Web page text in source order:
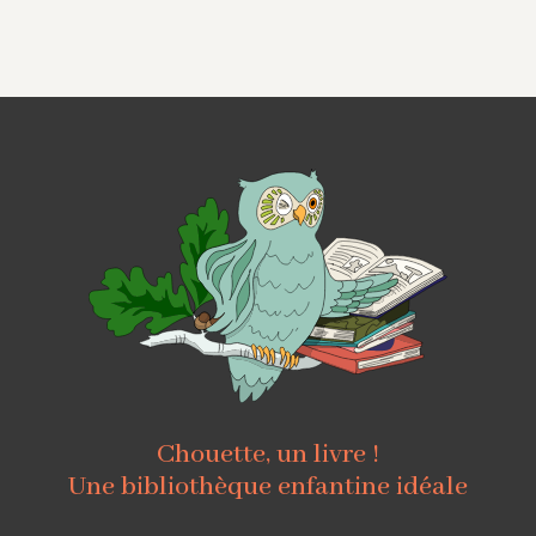
Chouette, un livre !
Une bibliothèque enfantine idéale